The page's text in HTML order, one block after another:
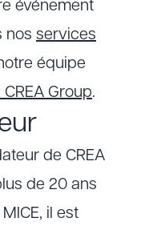
événement
nos services
équipe
Group.
de CREA
de 20 ans
il est